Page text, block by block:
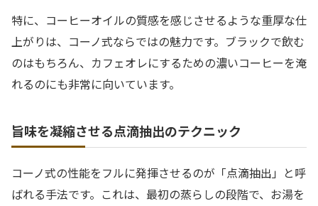
特に、コーヒーオイルの質感を感じさせるような重厚な仕
上がりは、コーノ式ならではの魅力です。ブラックで飲む
のはもちろん、カフェオレにするための濃いコーヒーを淹
れるのにも非常に向いています。
旨味を凝縮させる点滴抽出のテクニック
コーノ式の性能をフルに発揮させるのが「点滴抽出」と呼
ばれる手法です。これは、最初の蒸らしの段階で、お湯を